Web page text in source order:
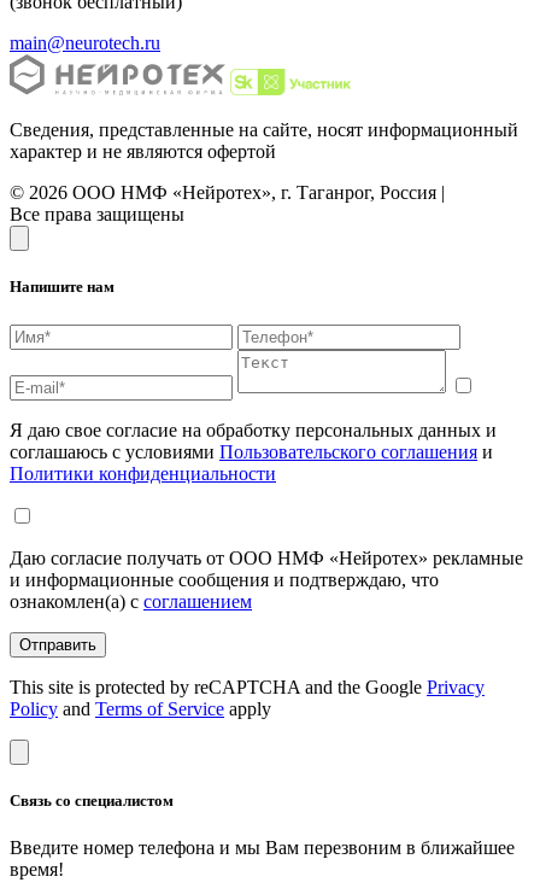
main@neurotech.ru
Сведения, представленные на сайте, носят информационный
характер и не являются офертой
© 2026 ООО НМФ «Нейротех», г. Таганрог, Россия |
Все права защищены
Напишите нам
Я даю свое согласие на обработку персональных данных и
соглашаюсь с условиями Пользовательского соглашения и
Политики конфиденциальности
Даю согласие получать от ООО НМФ «Нейротех» рекламные
и информационные сообщения и подтверждаю, что
ознакомлен(а) с соглашением
Отправить
This site is protected by reCAPTCHA and the Google Privacy
Policy and Terms of Service apply
Связь со специалистом
Введите номер телефона и мы Вам перезвоним в ближайшее
время!